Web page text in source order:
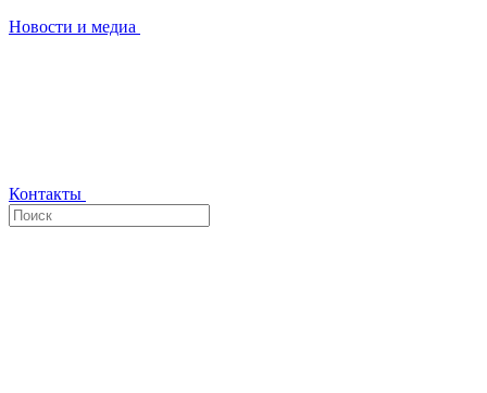
Новости и медиа
Контакты